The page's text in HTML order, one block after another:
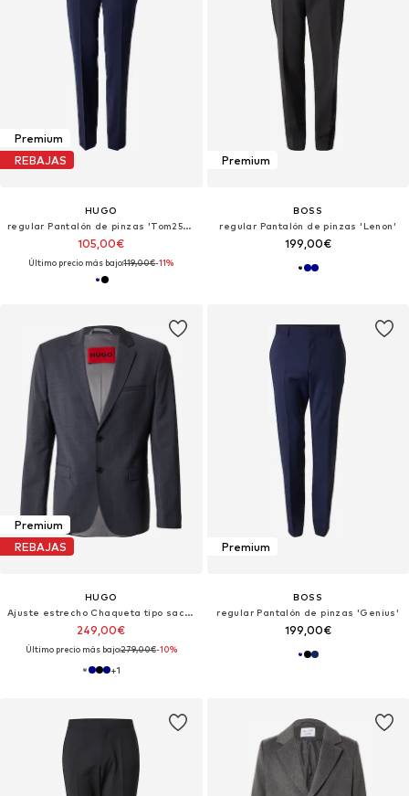
Premium
REBAJAS
HUGO
regular Pantalón de pinzas 'Tom253X-MH'
105,00€
Último precio más bajo:119,00€-11%
Premium
BOSS
regular Pantalón de pinzas 'Lenon'
199,00€
Premium
REBAJAS
HUGO
Ajuste estrecho Chaqueta tipo saco para negocios 'Arti253X-MH'
249,00€
Último precio más bajo:279,00€-10%
+1
Premium
BOSS
regular Pantalón de pinzas 'Genius'
199,00€